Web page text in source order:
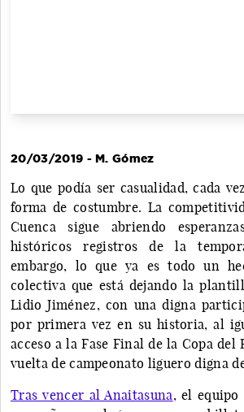
20/03/2019 - M. Gómez
Lo que podía ser casualidad, cada
forma de costumbre. La
Cuenca sigue abriendo
históricos registros de la
embargo, lo que ya es todo un
colectiva que está dejando la
Lidio Jiménez, con una digna
por primera vez en su historia, al
acceso a la Fase Final de la Copa del
vuelta de campeonato liguero digna
Tras vencer al Anaitasuna, el equipo